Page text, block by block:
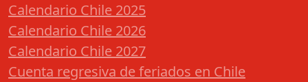
Calendario Chile 2025
Calendario Chile 2026
Calendario Chile 2027
Cuenta regresiva de feriados en Chile